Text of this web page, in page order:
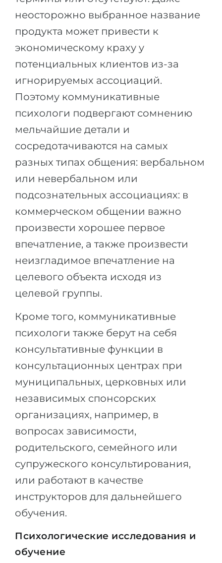
неосторожно выбранное название
продукта может привести к
экономическому краху у
потенциальных клиентов из-за
игнорируемых ассоциаций.
Поэтому коммуникативные
психологи подвергают сомнению
мельчайшие детали и
сосредотачиваются на самых
разных типах общения: вербальном
или невербальном или
подсознательных ассоциациях: в
коммерческом общении важно
произвести хорошее первое
впечатление, а также произвести
неизгладимое впечатление на
целевого объекта исходя из
целевой группы.
Кроме того, коммуникативные
психологи также берут на себя
консультативные функции в
консультационных центрах при
муниципальных, церковных или
независимых спонсорских
организациях, например, в
вопросах зависимости,
родительского, семейного или
супружеского консультирования,
или работают в качестве
инструкторов для дальнейшего
обучения.
Психологические исследования и
обучение